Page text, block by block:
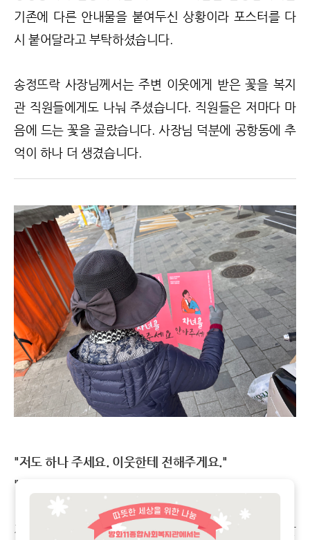
기존에 다른 안내물을 붙여두신 상황이라 포스터를 다
시 붙어달라고 부탁하셨습니다.
송정뜨락 사장님께서는 주변 이웃에게 받은 꽃을 복지
관 직원들에게도 나눠 주셨습니다. 직원들은 저마다 마
음에 드는 꽃을 골랐습니다. 사장님 덕분에 공항동에 추
억이 하나 더 생겼습니다.
"저도 하나 주세요. 이웃한테 전해주게요."
"우리 집은 괜찮아요. 평소에도 잘 챙기고 있어요."
지나가던 주민 한 분이 캠페인 포스터를 보시고 먼저 말